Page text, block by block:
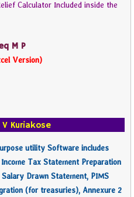
Calculator Included inside the
M P
Version)
V Kuriakose
utility Software includes
Tax Statement Preparation
Drawn Statement, PIMS
(for treasuries), Annexure 2